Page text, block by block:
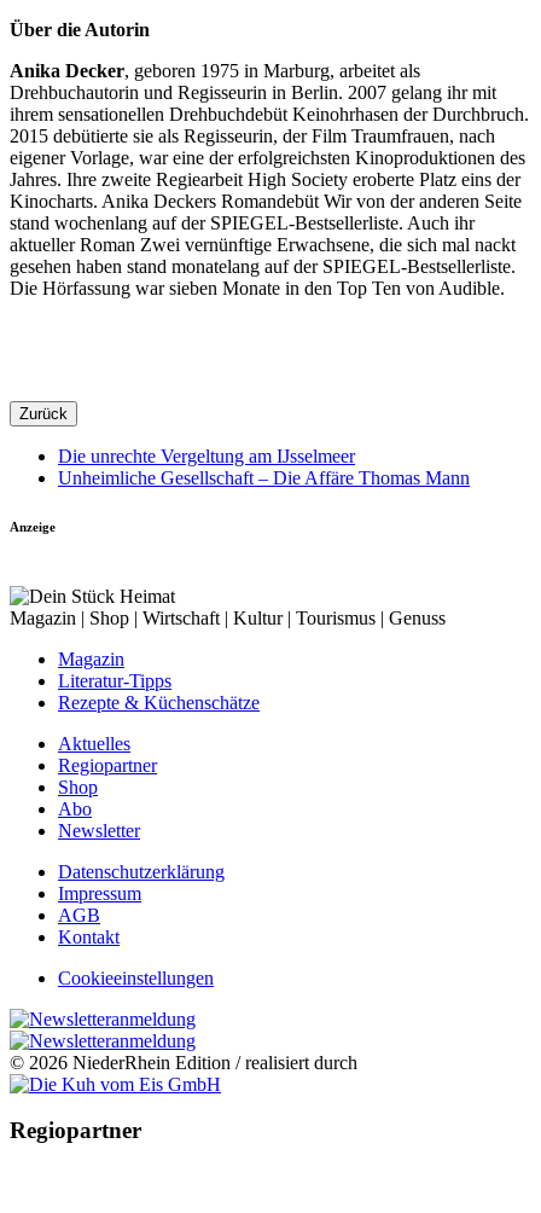
Über die Autorin
Anika Decker, geboren 1975 in Marburg, arbeitet als
Drehbuchautorin und Regisseurin in Berlin. 2007 gelang ihr mit
ihrem sensationellen Drehbuchdebüt Keinohrhasen der Durchbruch.
2015 debütierte sie als Regisseurin, der Film Traumfrauen, nach
eigener Vorlage, war eine der erfolgreichsten Kinoproduktionen des
Jahres. Ihre zweite Regiearbeit High Society eroberte Platz eins der
Kinocharts. Anika Deckers Romandebüt Wir von der anderen Seite
stand wochenlang auf der SPIEGEL-Bestsellerliste. Auch ihr
aktueller Roman Zwei vernünftige Erwachsene, die sich mal nackt
gesehen haben stand monatelang auf der SPIEGEL-Bestsellerliste.
Die Hörfassung war sieben Monate in den Top Ten von Audible.
Zurück
Die unrechte Vergeltung am IJsselmeer
Unheimliche Gesellschaft – Die Affäre Thomas Mann
Anzeige
Magazin | Shop | Wirtschaft | Kultur | Tourismus | Genuss
Magazin
Literatur-Tipps
Rezepte & Küchenschätze
Aktuelles
Regiopartner
Shop
Abo
Newsletter
Datenschutzerklärung
Impressum
AGB
Kontakt
Cookieeinstellungen
© 2026 NiederRhein Edition / realisiert durch
Regiopartner